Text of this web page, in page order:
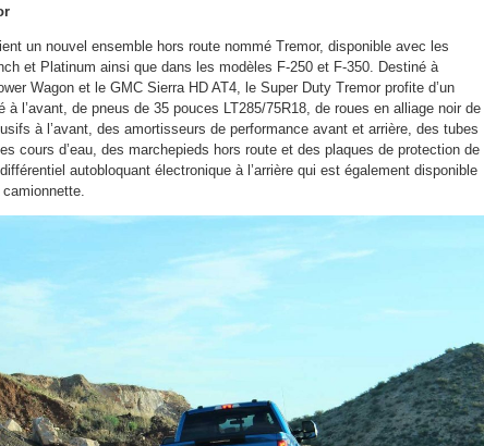
un nouvel ensemble hors route nommé Tremor, disponible avec les
et Platinum ainsi que dans les modèles F-250 et F-350. Destiné à
Wagon et le GMC Sierra HD AT4, le Super Duty Tremor profite d’un
l’avant, de pneus de 35 pouces LT285/75R18, de roues en alliage noir de
à l’avant, des amortisseurs de performance avant et arrière, des tubes
cours d’eau, des marchepieds hors route et des plaques de protection de
autobloquant électronique à l’arrière qui est également disponible